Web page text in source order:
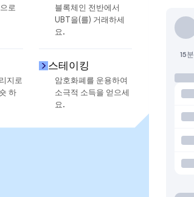
로
블록체인 전반에서
UBT을(를) 거래하세
요.
지로
하
스테이킹
암호화폐를 운용하여
소극적 소득을 얻으세
요.
15분